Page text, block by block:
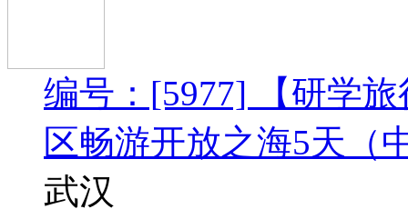
编号：[5977] 【研学
区畅游开放之海5天（
武汉